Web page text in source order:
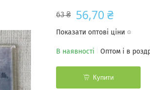
63 ₴ 56,70 ₴
Показати оптові ціни
В наявності Оптом і в
Купити